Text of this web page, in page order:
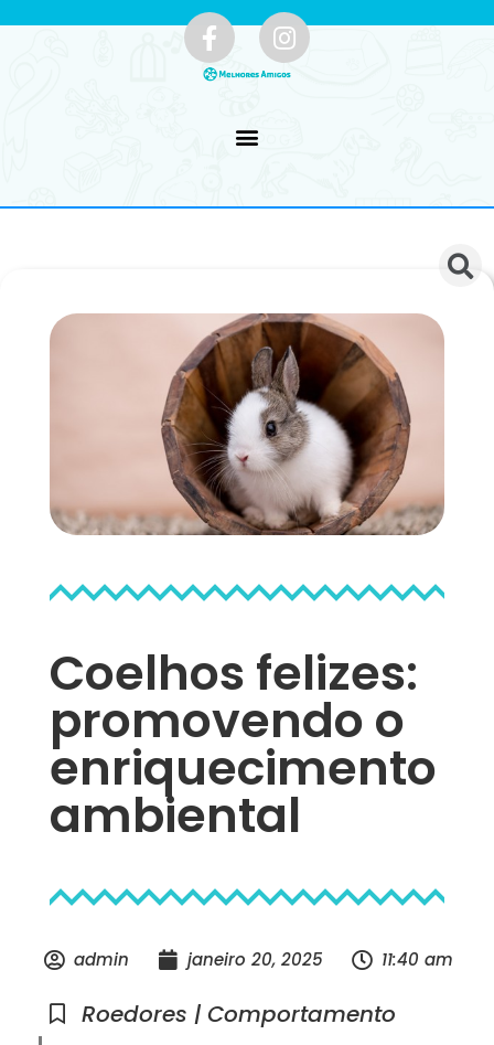
Coelhos felizes:
promovendo o
enriquecimento
ambiental
admin janeiro 20, 2025 11:40 am
Roedores | Comportamento